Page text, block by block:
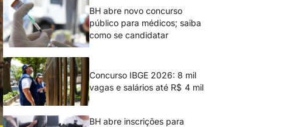
BH abre novo concurso
público para médicos; saiba
como se candidatar
Concurso IBGE 2026: 8 mil
vagas e salários até R$ 4 mil
BH abre inscrições para